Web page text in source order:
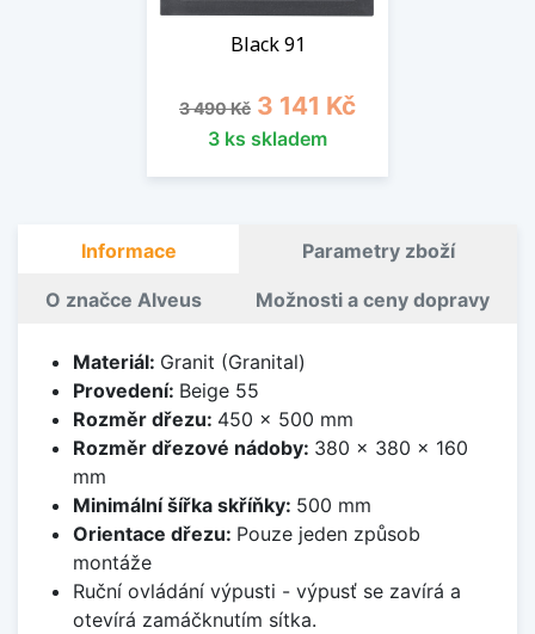
Black 91
Běžná cena
3 490 Kč Cena
3 141 Kč
3 ks skladem
Informace Parametry zboží
O značce Alveus Možnosti a ceny dopravy
Materiál: Granit (Granital)
Provedení: Beige 55
Rozměr dřezu: 450 x 500 mm
Rozměr dřezové nádoby: 380 x 380 x 160
mm
Minimální šířka skříňky: 500 mm
Orientace dřezu: Pouze jeden způsob
montáže
Ruční ovládání výpusti - výpusť se zavírá a
otevírá zamáčknutím sítka.